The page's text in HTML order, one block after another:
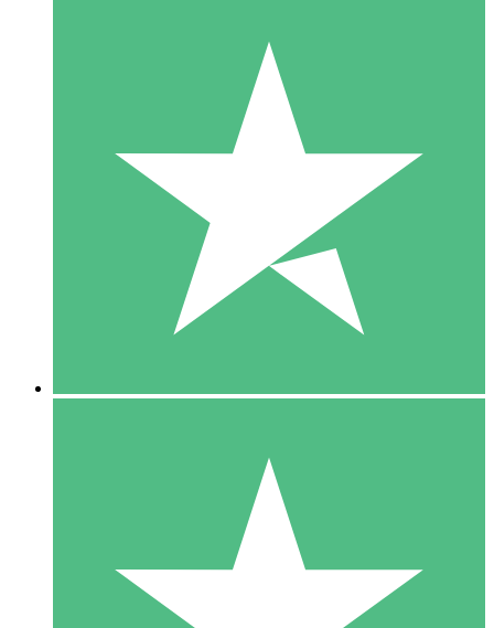
Pacchetti di Crediti Individuali
Paga a consumo con crediti di download. Nessun impegno
1 Download
10
US$1500
10 Download
20